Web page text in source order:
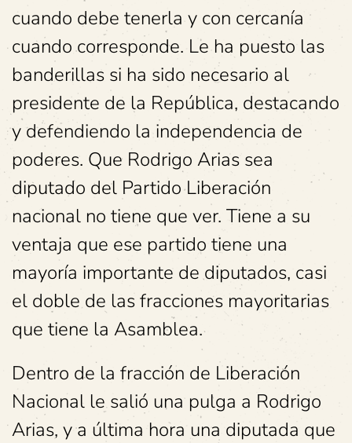
cuando debe tenerla y con cercanía
cuando corresponde. Le ha puesto las
banderillas si ha sido necesario al
presidente de la República, destacando
y defendiendo la independencia de
poderes. Que Rodrigo Arias sea
diputado del Partido Liberación
nacional no tiene que ver. Tiene a su
ventaja que ese partido tiene una
mayoría importante de diputados, casi
el doble de las fracciones mayoritarias
que tiene la Asamblea.
Dentro de la fracción de Liberación
Nacional le salió una pulga a Rodrigo
Arias, y a última hora una diputada que